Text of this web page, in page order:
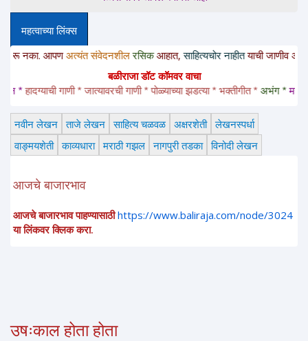
महत्वाच्या लिंक्स
आपणअत्यंत संवेदनशील रसिकआहात,साहित्यचोर नाहीतयाची जाणीव असू द्या.
बळीराजा डॉट कॉमवर वाचा
हादग्याची गाणी * जात्यावरची गाणी * पोळ्याच्या झडत्या * भक्तीगीत * अभंग *
नवीन लेखन ताजे लेखन साहित्य चळवळ अक्षरशेती लेखनस्पर्धा
वाङ्मयशेती काव्यधारा मराठी गझल नागपुरी तडका विनोदी लेखन
आजचे बाजारभाव
आजचे बाजारभाव पाहण्यासाठी https://www.baliraja.com/node/3024
या लिंकवर क्लिक करा.
उषःकाल होता होता